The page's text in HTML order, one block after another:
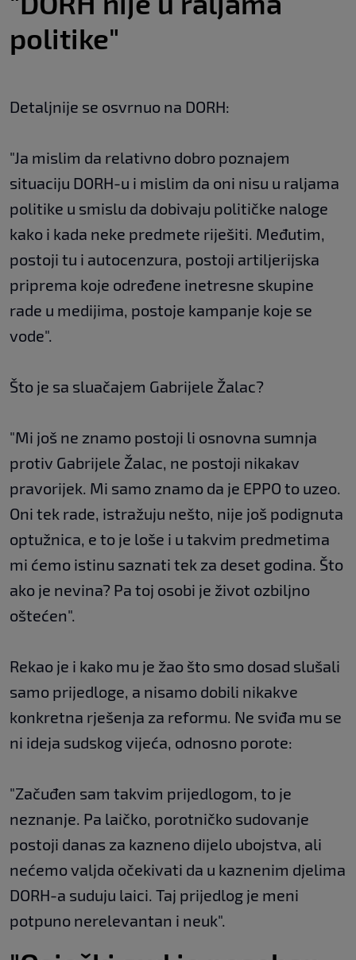
politike"
Detaljnije se osvrnuo na DORH:
"Ja mislim da relativno dobro poznajem
situaciju DORH-u i mislim da oni nisu u raljama
politike u smislu da dobivaju političke naloge
kako i kada neke predmete riješiti. Međutim,
postoji tu i autocenzura, postoji artiljerijska
priprema koje određene inetresne skupine
rade u medijima, postoje kampanje koje se
vode".
Što je sa sluačajem Gabrijele Žalac?
"Mi još ne znamo postoji li osnovna sumnja
protiv Gabrijele Žalac, ne postoji nikakav
pravorijek. Mi samo znamo da je EPPO to uzeo.
Oni tek rade, istražuju nešto, nije još podignuta
optužnica, e to je loše i u takvim predmetima
mi ćemo istinu saznati tek za deset godina. Što
ako je nevina? Pa toj osobi je život ozbiljno
oštećen".
Rekao je i kako mu je žao što smo dosad slušali
samo prijedloge, a nisamo dobili nikakve
konkretna rješenja za reformu. Ne sviđa mu se
ni ideja sudskog vijeća, odnosno porote:
"Začuđen sam takvim prijedlogom, to je
neznanje. Pa laičko, porotničko sudovanje
postoji danas za kazneno dijelo ubojstva, ali
nećemo valjda očekivati da u kaznenim djelima
DORH-a suduju laici. Taj prijedlog je meni
potpuno nerelevantan i neuk".